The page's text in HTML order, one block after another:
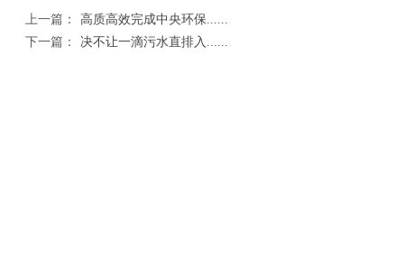
上一篇：
高质高效完成中央环保......
下一篇：
决不让一滴污水直排入......